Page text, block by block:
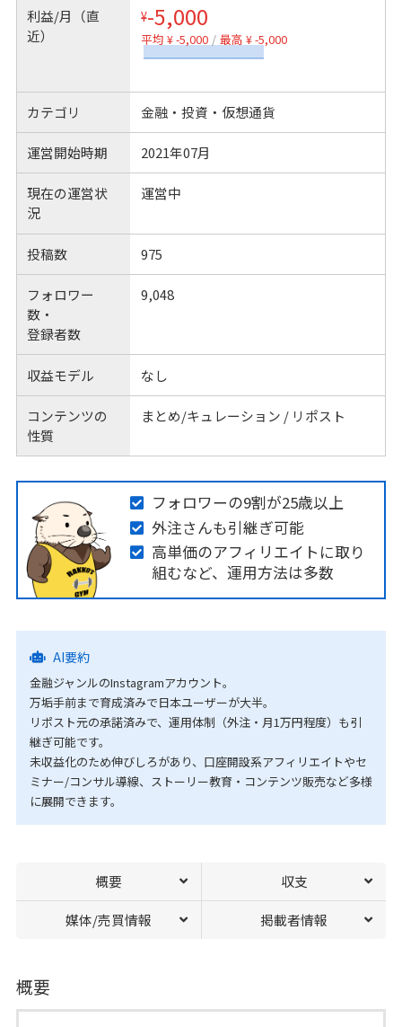
利益/月（直
近）
¥-5,000
平均 ¥ -5,000 / 最高 ¥ -5,000
カテゴリ 金融・投資・仮想通貨
運営開始時期 2021年07月
現在の運営状
況
運営中
投稿数 975
フォロワー
数・
登録者数
9,048
収益モデル なし
コンテンツの
性質
まとめ/キュレーション / リポスト
フォロワーの9割が25歳以上
外注さんも引継ぎ可能
高単価のアフィリエイトに取り
組むなど、運用方法は多数
AI要約
金融ジャンルのInstagramアカウント。
万垢手前まで育成済みで日本ユーザーが大半。
リポスト元の承諾済みで、運用体制（外注・月1万円程度）も引
継ぎ可能です。
未収益化のため伸びしろがあり、口座開設系アフィリエイトやセ
ミナー/コンサル導線、ストーリー教育・コンテンツ販売など多様
に展開できます。
概要 収支
媒体/売買情報 掲載者情報
概要